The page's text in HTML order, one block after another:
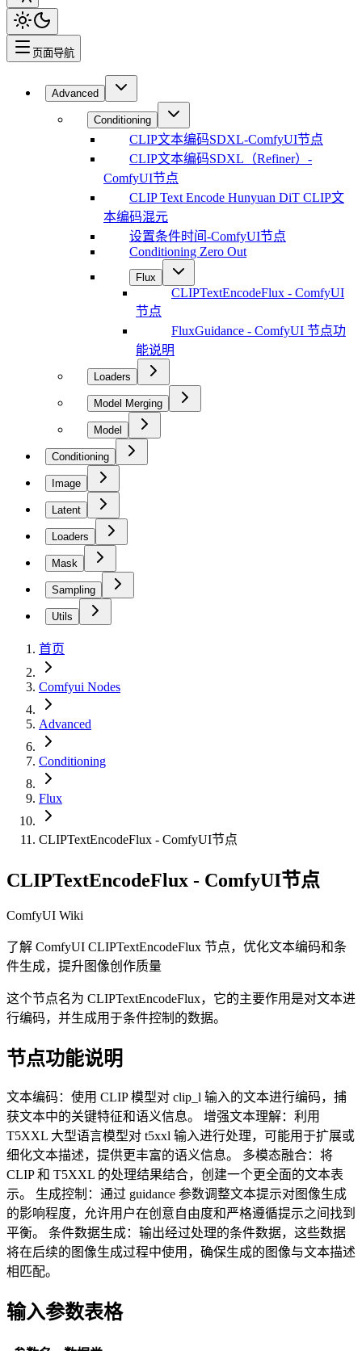
页面导航
Advanced
Conditioning
CLIP文本编码SDXL-ComfyUI节点
CLIP文本编码SDXL（Refiner）-
ComfyUI节点
CLIP Text Encode Hunyuan DiT CLIP文
本编码混元
设置条件时间-ComfyUI节点
Conditioning Zero Out
Flux
CLIPTextEncodeFlux - ComfyUI
节点
FluxGuidance - ComfyUI 节点功
能说明
Loaders
Model Merging
Model
Conditioning
Image
Latent
Loaders
Mask
Sampling
Utils
首页
Comfyui Nodes
Advanced
Conditioning
Flux
CLIPTextEncodeFlux - ComfyUI节点
CLIPTextEncodeFlux - ComfyUI节点
ComfyUI Wiki
了解 ComfyUI CLIPTextEncodeFlux 节点，优化文本编码和条
件生成，提升图像创作质量
这个节点名为 CLIPTextEncodeFlux，它的主要作用是对文本进
行编码，并生成用于条件控制的数据。
节点功能说明
文本编码：使用 CLIP 模型对 clip_l 输入的文本进行编码，捕
获文本中的关键特征和语义信息。 增强文本理解：利用
T5XXL 大型语言模型对 t5xxl 输入进行处理，可能用于扩展或
细化文本描述，提供更丰富的语义信息。 多模态融合：将
CLIP 和 T5XXL 的处理结果结合，创建一个更全面的文本表
示。 生成控制：通过 guidance 参数调整文本提示对图像生成
的影响程度，允许用户在创意自由度和严格遵循提示之间找到
平衡。 条件数据生成：输出经过处理的条件数据，这些数据
将在后续的图像生成过程中使用，确保生成的图像与文本描述
相匹配。
输入参数表格